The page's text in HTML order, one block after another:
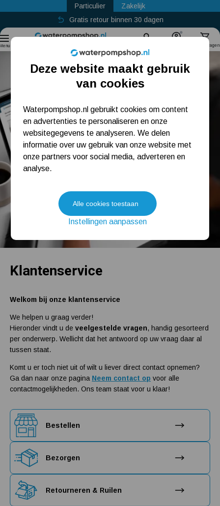
Particulier
Zakelijk
Gratis retour binnen 30 dagen
Winkelwagen
Beregeningspomp
Hydrofoorpomp
Dompelpomp
Pompput
Meest gelezen blogs
Tuin besproeien? Lees hier welke tuinpomp u nodig heeft
Installatie van een beregenings- / hydrofoorpomp
Klantenservice
Welkom bij onze klantenservice
We helpen u graag verder!
Hieronder vindt u de veelgestelde vragen, handig gesorteerd
per onderwerp. Wellicht dat het antwoord op uw vraag daar al
tussen staat.
Komt u er toch niet uit of wilt u liever direct contact opnemen?
Ga dan naar onze pagina Neem contact op voor alle
contactmogelijkheden. Ons team staat voor u klaar!
Bestellen
Bezorgen
Retourneren & Ruilen
Deze website maakt gebruik
van cookies
Waterpompshop.nl gebruikt cookies om content
en advertenties te personaliseren en onze
websitegegevens te analyseren. We delen
informatie over uw gebruik van onze website met
onze partners voor social media, adverteren en
analyse.
Alle cookies toestaan
Instellingen aanpassen